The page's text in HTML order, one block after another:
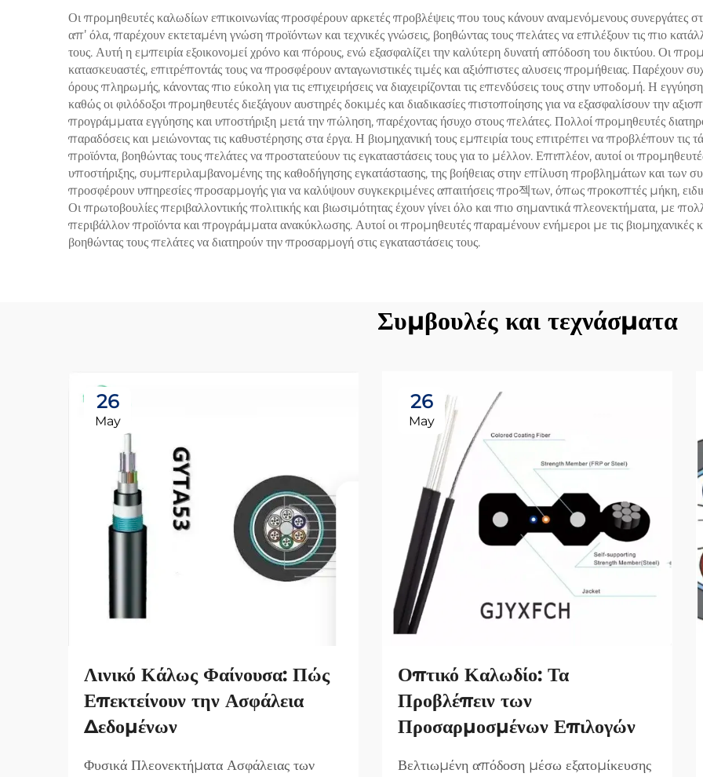
Οι προμηθευτές καλωδίων επικοινωνίας προσφέρουν αρκετές προβλέψεις που τους κάνουν αναμενόμενους συνεργάτες
απ’ όλα, παρέχουν εκτεταμένη γνώση προϊόντων και τεχνικές γνώσεις, βοηθώντας τους πελάτες να επιλέξουν τις πιο
τους. Αυτή η εμπειρία εξοικονομεί χρόνο και πόρους, ενώ εξασφαλίζει την καλύτερη δυνατή απόδοση του δικτύου. Οι
κατασκευαστές, επιτρέποντάς τους να προσφέρουν ανταγωνιστικές τιμές και αξιόπιστες αλυσεις προμήθειας. Παρέχουν
όρους πληρωμής, κάνοντας πιο εύκολη για τις επιχειρήσεις να διαχειρίζονται τις επενδύσεις τους στην υποδομή. Η
καθώς οι φιλόδοξοι προμηθευτές διεξάγουν αυστηρές δοκιμές και διαδικασίες πιστοποίησης για να εξασφαλίσουν την
προγράμματα εγγύησης και υποστήριξη μετά την πώληση, παρέχοντας ήσυχο στους πελάτες. Πολλοί προμηθευτές
παραδόσεις και μειώνοντας τις καθυστέρησης στα έργα. Η βιομηχανική τους εμπειρία τους επιτρέπει να προβλέπουν τις
προϊόντα, βοηθώντας τους πελάτες να προστατεύουν τις εγκαταστάσεις τους για το μέλλον. Επιπλέον, αυτοί οι
υποστήριξης, συμπεριλαμβανομένης της καθοδήγησης εγκατάστασης, της βοήθειας στην επίλυση προβλημάτων και των
προσφέρουν υπηρεσίες προσαρμογής για να καλύψουν συγκεκριμένες απαιτήσεις προ젝των, όπως προκοπτές μήκη,
Οι πρωτοβουλίες περιβαλλοντικής πολιτικής και βιωσιμότητας έχουν γίνει όλο και πιο σημαντικά πλεονεκτήματα, με
περιβάλλον προϊόντα και προγράμματα ανακύκλωσης. Αυτοί οι προμηθευτές παραμένουν ενήμεροι με τις βιομηχανικές
βοηθώντας τους πελάτες να διατηρούν την προσαρμογή στις εγκαταστάσεις τους.
Συμβουλές και τεχνάσματα
26
May
Λινικό Κάλως Φαίνουσα: Πώς
Επεκτείνουν την Ασφάλεια
Δεδομένων
Φυσικά Πλεονεκτήματα Ασφάλειας των
26
May
Οπτικό Καλωδίο: Τα
Προβλέπειν των
Προσαρμοσμένων Επιλογών
Βελτιωμένη απόδοση μέσω εξατομίκευσης